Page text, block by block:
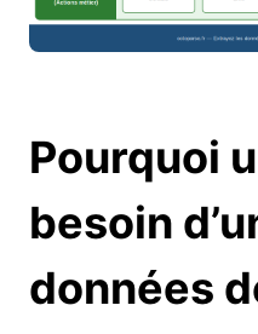
Pourquoi
besoin
données